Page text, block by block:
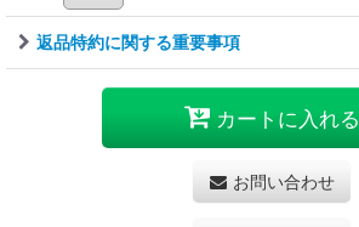
返品特約に関する重要事項
カートに入れる
お問い合わせ